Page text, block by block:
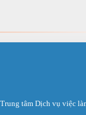
tâm Dịch vụ việc